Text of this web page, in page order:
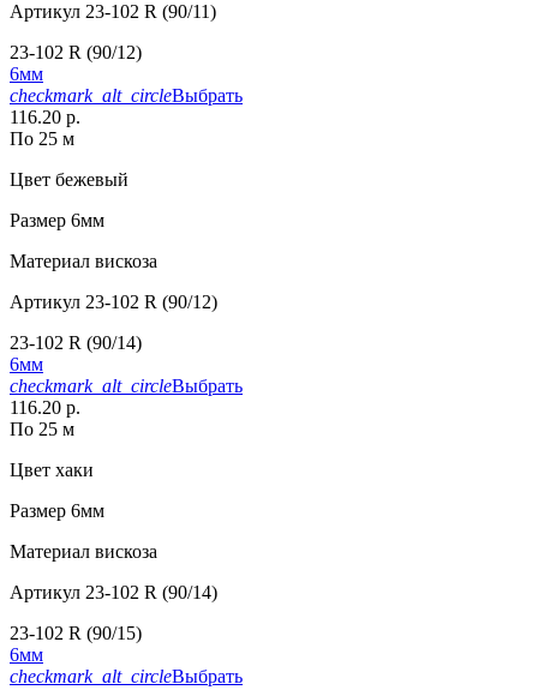
Артикул 23-102 R (90/11)
23-102 R (90/12)
6мм
checkmark_alt_circleВыбрать
116.20 р.
По 25 м
Цвет бежевый
Размер 6мм
Материал вискоза
Артикул 23-102 R (90/12)
23-102 R (90/14)
6мм
checkmark_alt_circleВыбрать
116.20 р.
По 25 м
Цвет хаки
Размер 6мм
Материал вискоза
Артикул 23-102 R (90/14)
23-102 R (90/15)
6мм
checkmark_alt_circleВыбрать